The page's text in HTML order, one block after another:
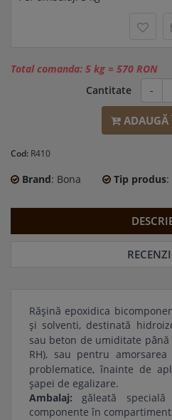
Total comanda: 5 kg = 570 RON
Cantitate
-
ADAUGĂ
Cod: R410
Brand: Bona Tip produs
Răşină epoxidica
şi solventi, destinată
sau beton de umiditate până
RH), sau pentru
problematice, înainte de
şapei de egalizare.
Ambalaj: găleată
componente în